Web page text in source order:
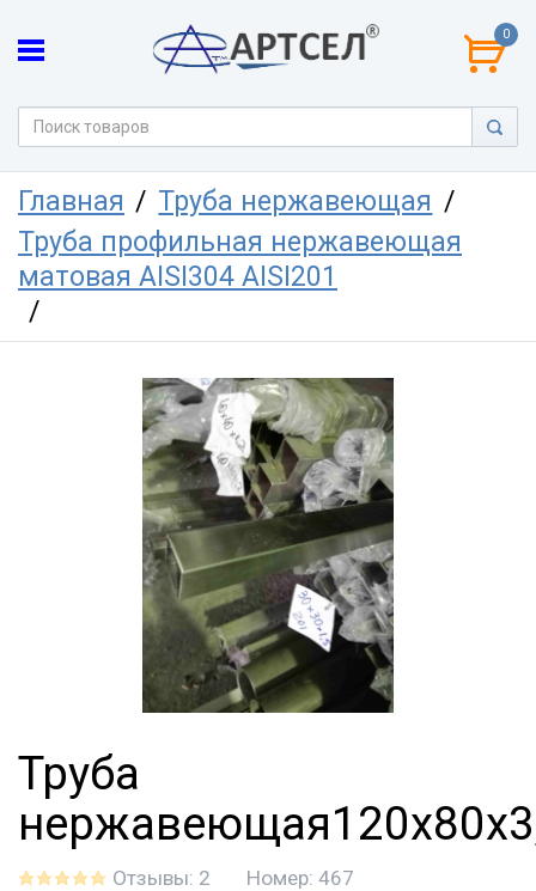
0
Главная
Труба нержавеющая
Труба профильная нержавеющая
матовая AISI304 AISI201
Труба
Отзывы: 2 Номер: 467